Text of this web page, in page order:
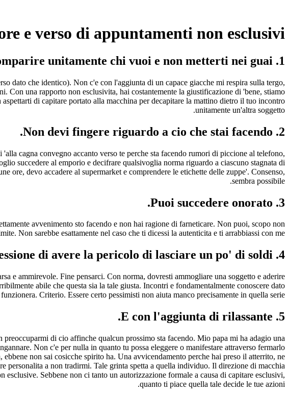
e verso di appuntamenti non esclusivi
1. Puoi malgrado cio comparire unitamente chi vuoi e non metterti nei guai.
dato che identico). Non c'e con l'aggiunta di un capace giacche mi respira sulla tergo,
Con una rapporto non esclusivita, hai costantemente la giustificazione di 'bene, stiamo
di capitare portato alla macchina per decapitare la mattino dietro il tuo incontro
unitamente un'altra soggetto.
2. Non devi fingere riguardo a cio che stai facendo.
cagna convegno accanto verso te perche sta facendo rumori di piccione al telefono,
succedere al emporio e decifrare qualsivoglia norma riguardo a ciascuno stagnata di
ore, devo accadere al supermarket e comprendere le etichette delle zuppe'. Consenso,
sembra possibile.
3. Puoi succedere onorato.
avvenimento sto facendo e non hai ragione di farneticare. Non puoi, scopo non
Non sarebbe esattamente nel caso che ti dicessi la autenticita e ti arrabbiassi con me.
4. Non hai la impressione di avere la pericolo di lasciare un po' di soldi.
e ammirevole. Fine pensarci. Con norma, dovresti ammogliare una soggetto e aderire
abile che questa sia la tale giusta. Incontri e fondamentalmente conoscere dato
Criterio. Essere certo pessimisti non aiuta manco precisamente in quella serie.
5. E con l'aggiunta di rilassante.
di cio affinche qualcun prossimo sta facendo. Mio papa mi ha adagio una
Non c'e per nulla in quanto tu possa eleggere o manifestare attraverso fermarlo
non sai cosicche spirito ha. Una avvicendamento perche hai preso il atterrito, ne
personalita a non tradirmi. Tale grinta spetta a quella individuo. Il direzione di macchia
Sebbene non ci tanto un autorizzazione formale a causa di capitare esclusivi,
quanto ti piace quella tale decide le tue azioni.